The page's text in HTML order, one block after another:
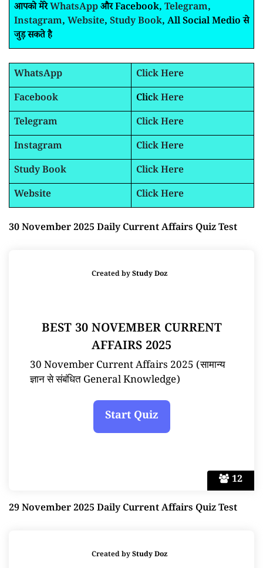
आपको मेरेWhatsAppऔर Facebook, Telegram,
Instagram, Website, Study Book, All Social Medio से
जुड़ सकते है
WhatsApp
Click Here
Facebook
Click Here
Telegram
Click Here
Instagram
Click Here
Study Book
Click Here
Website
Click Here
30 November 2025 Daily Current Affairs Quiz Test
12
Created byStudy Doz
BEST 30 NOVEMBER CURRENT
AFFAIRS 2025
30 November Current Affairs 2025 (सामान्य
ज्ञान से संबंधित General Knowledge)
29 November 2025 Daily Current Affairs Quiz Test
Created byStudy Doz